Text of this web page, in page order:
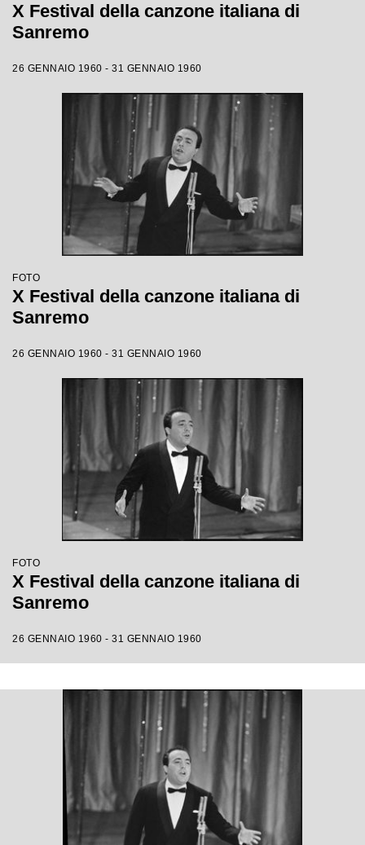
X Festival della canzone italiana di
Sanremo
26 GENNAIO 1960 - 31 GENNAIO 1960
FOTO
X Festival della canzone italiana di
Sanremo
26 GENNAIO 1960 - 31 GENNAIO 1960
FOTO
X Festival della canzone italiana di
Sanremo
26 GENNAIO 1960 - 31 GENNAIO 1960